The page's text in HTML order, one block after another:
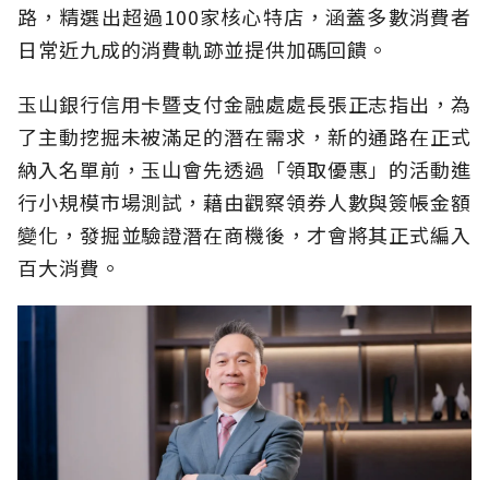
路，精選出超過100家核心特店，涵蓋多數消費者
日常近九成的消費軌跡並提供加碼回饋。
玉山銀行信用卡暨支付金融處處長張正志指出，為
了主動挖掘未被滿足的潛在需求，新的通路在正式
納入名單前，玉山會先透過「領取優惠」的活動進
行小規模市場測試，藉由觀察領券人數與簽帳金額
變化，發掘並驗證潛在商機後，才會將其正式編入
百大消費。